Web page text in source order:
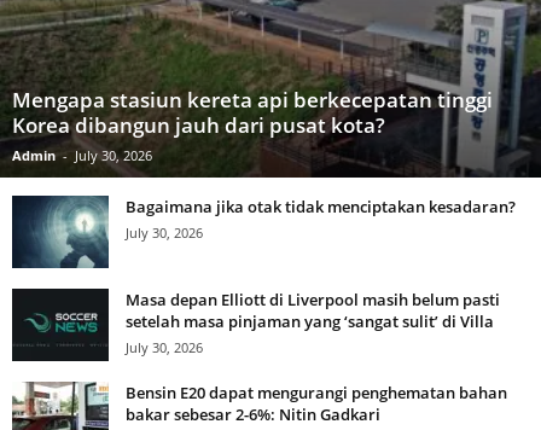
Mengapa stasiun kereta api berkecepatan tinggi
Korea dibangun jauh dari pusat kota?
Admin - July 30, 2026
Bagaimana jika otak tidak menciptakan kesadaran?
July 30, 2026
Masa depan Elliott di Liverpool masih belum pasti
setelah masa pinjaman yang ‘sangat sulit’ di Villa
July 30, 2026
Bensin E20 dapat mengurangi penghematan bahan
bakar sebesar 2-6%: Nitin Gadkari